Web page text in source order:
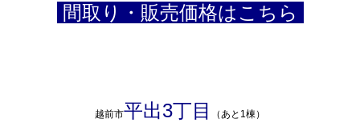
間取り・販売価格はこちら
越前市平出3丁目 （あと1棟）